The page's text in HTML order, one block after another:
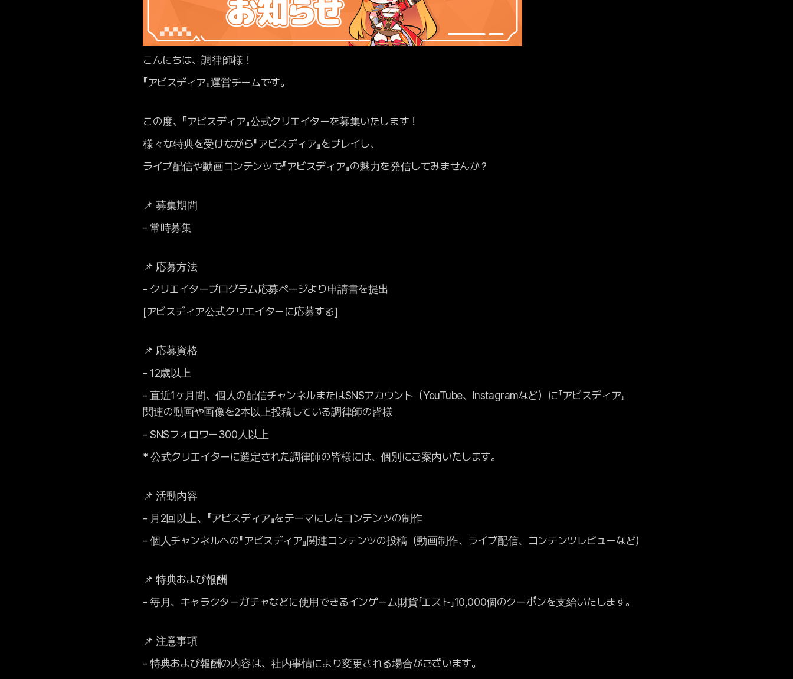
こんにちは、調律師様！
『アビスディア』運営チームです。
この度、『アビスディア』公式クリエイターを募集いたします！
様々な特典を受けながら『アビスディア』をプレイし、
ライブ配信や動画コンテンツで『アビスディア』の魅力を発信してみませんか？
📌 募集期間
- 常時募集
📌 応募方法
- クリエイタープログラム応募ページより申請書を提出
[アビスディア公式クリエイターに応募する]
📌 応募資格
- 12歳以上
- 直近1ヶ月間、個人の配信チャンネルまたはSNSアカウント（YouTube、Instagramなど）に『アビスディア』
関連の動画や画像を2本以上投稿している調律師の皆様
- SNSフォロワー300人以上
* 公式クリエイターに選定された調律師の皆様には、個別にご案内いたします。
📌 活動内容
- 月2回以上、『アビスディア』をテーマにしたコンテンツの制作
- 個人チャンネルへの『アビスディア』関連コンテンツの投稿（動画制作、ライブ配信、コンテンツレビューなど）
📌 特典および報酬
- 毎月、キャラクターガチャなどに使用できるインゲーム財貨「エスト」10,000個のクーポンを支給いたします。
📌 注意事項
- 特典および報酬の内容は、社内事情により変更される場合がございます。